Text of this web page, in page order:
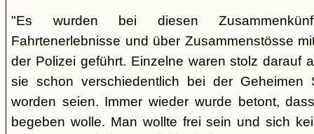
"Es wurden bei diesen
Fahrtenerlebnisse und über Zusammenstösse
der Polizei geführt. Einzelne waren stolz darauf
sie schon verschiedentlich bei der Geheimen
worden seien. Immer wieder wurde betont,
begeben wolle. Man wollte frei sein und sich